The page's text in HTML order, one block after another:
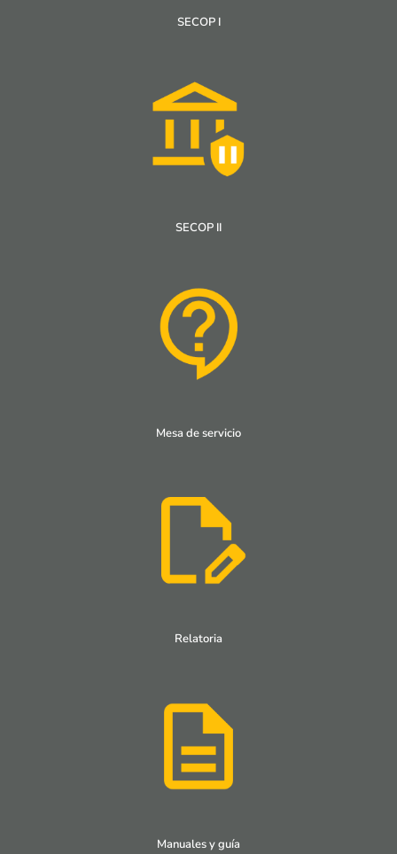
SECOP I
SECOP II
Mesa de servicio
Relatoria
Manuales y guía